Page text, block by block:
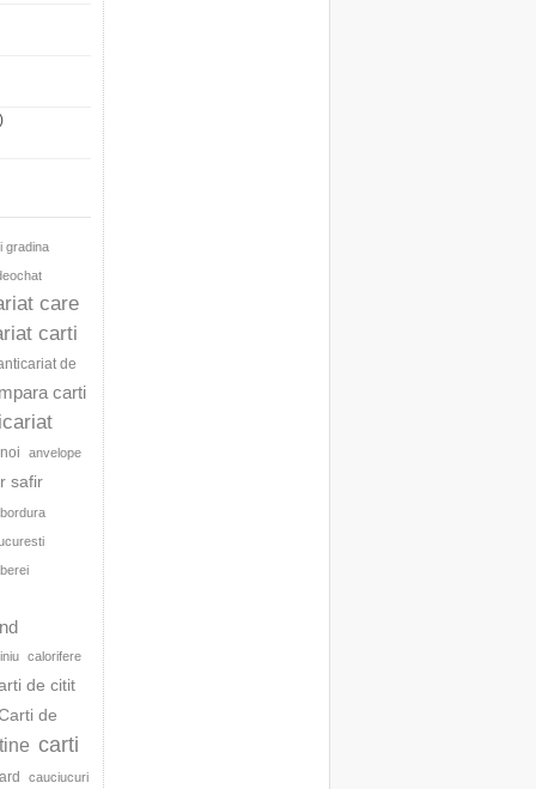
gradina
care
carti
de
carti
anvelope
safir
bordura
calorifere
de citit
de
carti
cauciucuri